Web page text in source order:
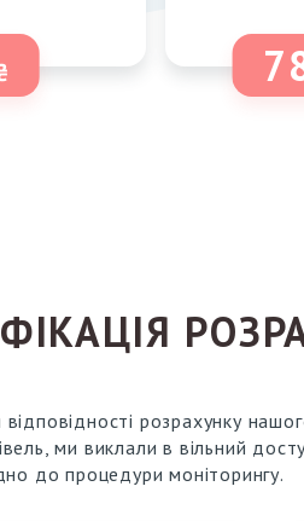
розрахунку
ми виклали в вільний
до процедури моніторингу.